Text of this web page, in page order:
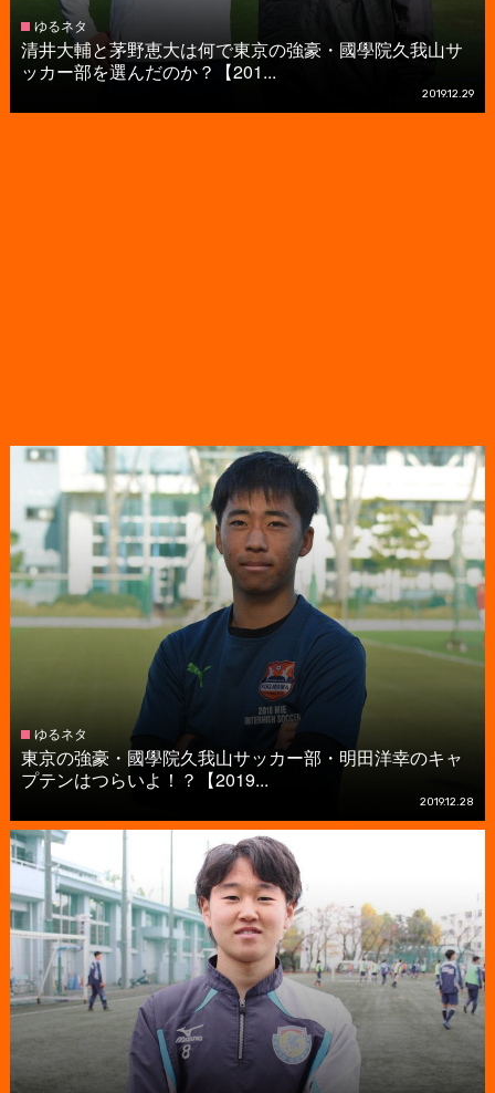
ゆるネタ
清井大輔と茅野恵大は何で東京の強豪・國學院久我山サ
ッカー部を選んだのか？【201...
2019.12.29
ゆるネタ
東京の強豪・國學院久我山サッカー部・明田洋幸のキャ
プテンはつらいよ！？【2019...
2019.12.28